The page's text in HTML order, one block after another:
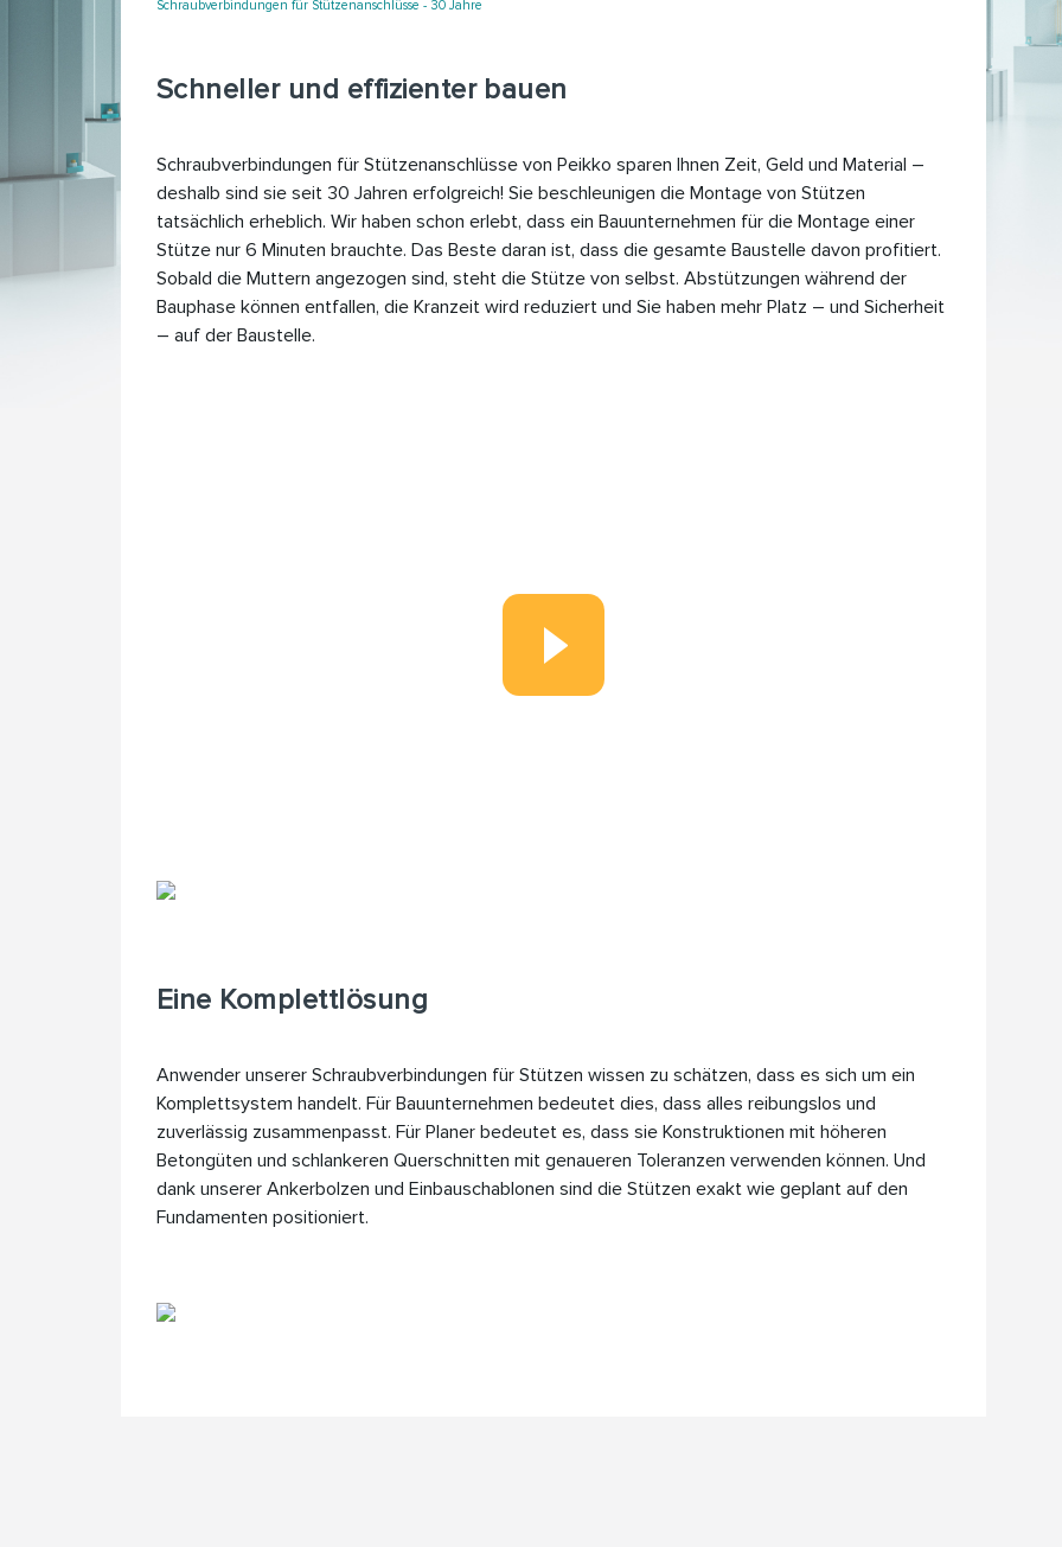
Schraubverbindungen für Stützenanschlüsse - 30 Jahre
Schneller und effizienter bauen
Schraubverbindungen für Stützenanschlüsse von Peikko sparen Ihnen Zeit, Geld und Material –
deshalb sind sie seit 30 Jahren erfolgreich! Sie beschleunigen die Montage von Stützen
tatsächlich erheblich. Wir haben schon erlebt, dass ein Bauunternehmen für die Montage einer
Stütze nur 6 Minuten brauchte. Das Beste daran ist, dass die gesamte Baustelle davon profitiert.
Sobald die Muttern angezogen sind, steht die Stütze von selbst. Abstützungen während der
Bauphase können entfallen, die Kranzeit wird reduziert und Sie haben mehr Platz – und Sicherheit
– auf der Baustelle.
Eine Komplettlösung
Anwender unserer Schraubverbindungen für Stützen wissen zu schätzen, dass es sich um ein
Komplettsystem handelt. Für Bauunternehmen bedeutet dies, dass alles reibungslos und
zuverlässig zusammenpasst. Für Planer bedeutet es, dass sie Konstruktionen mit höheren
Betongüten und schlankeren Querschnitten mit genaueren Toleranzen verwenden können. Und
dank unserer Ankerbolzen und Einbauschablonen sind die Stützen exakt wie geplant auf den
Fundamenten positioniert.